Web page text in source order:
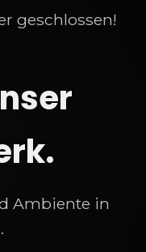
geschlossen!
Ambiente in